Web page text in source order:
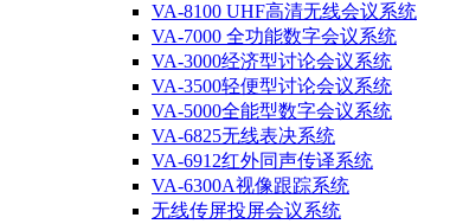
VA-8100 UHF高清无线会议系统
VA-7000 全功能数字会议系统
VA-3000经济型讨论会议系统
VA-3500轻便型讨论会议系统
VA-5000全能型数字会议系统
VA-6825无线表决系统
VA-6912红外同声传译系统
VA-6300A视像跟踪系统
无线传屏投屏会议系统